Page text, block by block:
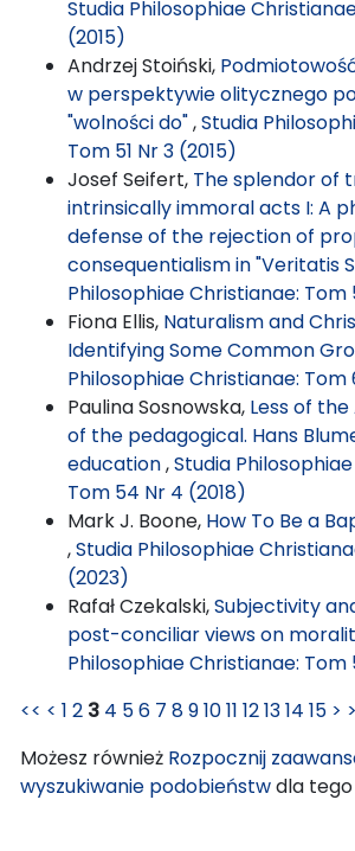
Studia Philosophiae
(2015)
Andrzej Stoiński,
w perspektywie olitycznego
"wolności do",Studia
Tom 51 Nr 3 (2015)
Josef Seifert, The splendor of
intrinsically immoral acts I: A
defense of the rejection of
consequentialism in "Veritatis
Philosophiae Christianae: Tom
Fiona Ellis, Naturalism and
Identifying Some Common
Philosophiae Christianae: Tom
Paulina Sosnowska, Less of
of the pedagogical. Hans
education,Studia
Tom 54 Nr 4 (2018)
Mark J. Boone, How To Be a
,Studia Philosophiae
(2023)
Rafał Czekalski,Subjectivity
post-conciliar views on
Philosophiae Christianae: Tom
<< < 1 2 3 4 56 7 891011 121314 15 >
Możesz również Rozpocznij
wyszukiwanie podobieństwdla tego